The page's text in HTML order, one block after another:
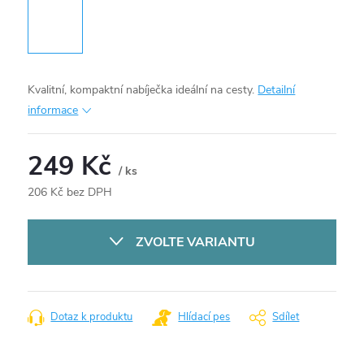
Kvalitní, kompaktní nabíječka ideální na cesty. Detailní
informace
249 Kč/ ks
206 Kč bez DPH
ZVOLTE VARIANTU
Dotaz k produktu Hlídací pes Sdílet